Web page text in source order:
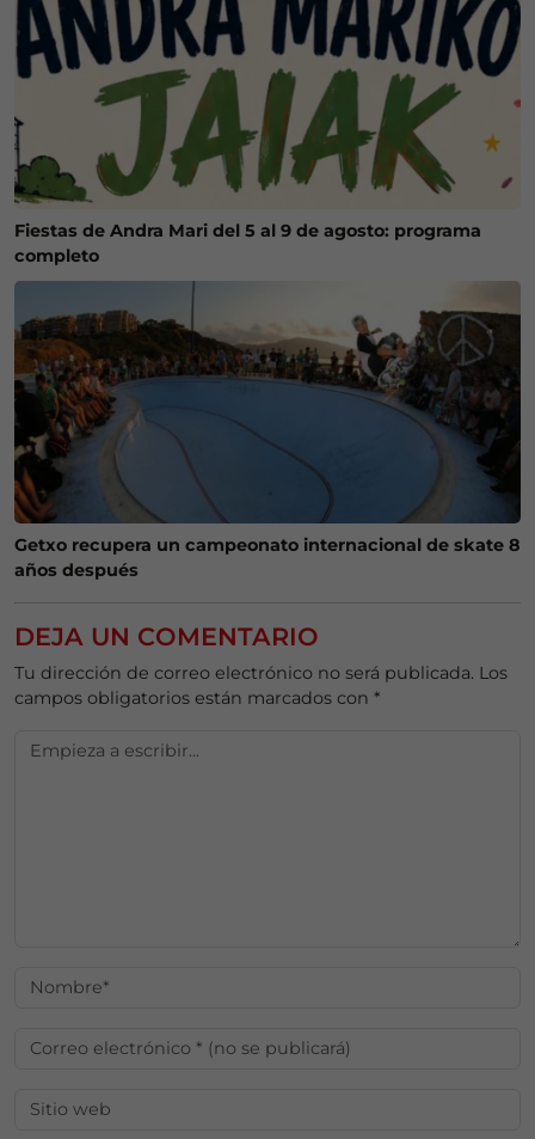
Fiestas de Andra Mari del 5 al 9 de agosto: programa
completo
Getxo recupera un campeonato internacional de skate 8
años después
DEJA UN COMENTARIO
Tu dirección de correo electrónico no será publicada. Los
campos obligatorios están marcados con *